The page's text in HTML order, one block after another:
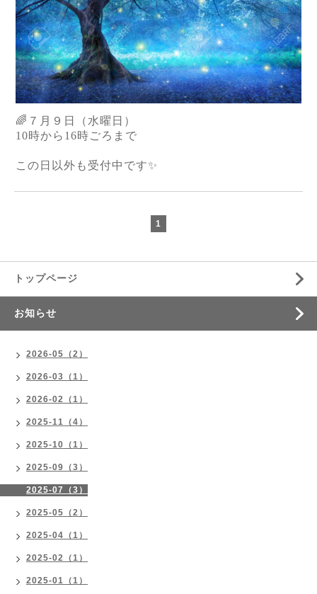
🌈７月９日（水曜日）
10時から16時ごろまで
この日以外も受付中です✨
1
トップページ
お知らせ
2026-05（2）
2026-03（1）
2026-02（1）
2025-11（4）
2025-10（1）
2025-09（3）
2025-07（3）
2025-05（2）
2025-04（1）
2025-02（1）
2025-01（1）